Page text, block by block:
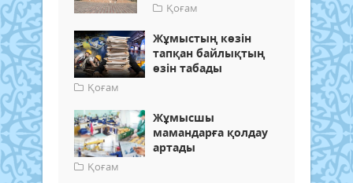
Қоғам
Жұмыстың көзін
тапқан байлықтың
өзін табады
Қоғам
Жұмысшы
мамандарға қолдау
артады
Қоғам